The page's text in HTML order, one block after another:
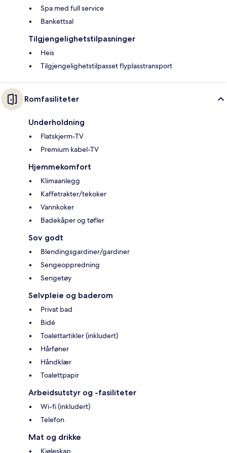
Spa med full service
Bankettsal
Tilgjengelighetstilpasninger
Heis
Tilgjengelighetstilpasset flyplasstransport
Romfasiliteter
Underholdning
Flatskjerm-TV
Premium kabel-TV
Hjemmekomfort
Klimaanlegg
Kaffetrakter/tekoker
Vannkoker
Badekåper og tøfler
Sov godt
Blendingsgardiner/gardiner
Sengeoppredning
Sengetøy
Selvpleie og baderom
Privat bad
Bidé
Toalettartikler (inkludert)
Hårføner
Håndklær
Toalettpapir
Arbeidsutstyr og -fasiliteter
Wi-fi (inkludert)
Telefon
Mat og drikke
Kjøleskap